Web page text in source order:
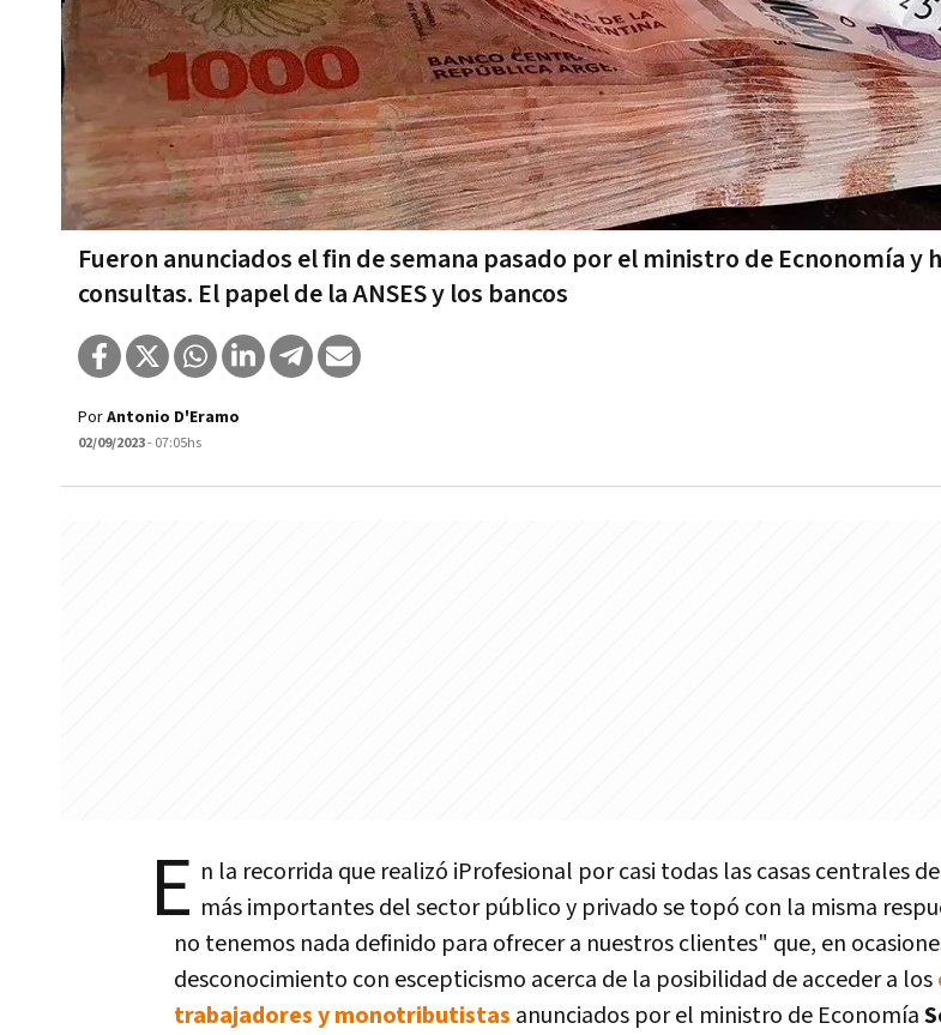
Fueron anunciados el fin de semana pasado por el ministro de Ecnonomía y
consultas. El papel de la ANSES y los bancos
PorAntonio D'Eramo
02/09/2023- 07:05hs
E n la recorrida que realizó iProfesional por casi todas las casas centrales
más importantes del sector público y privado se topó con la misma
no tenemos nada definido para ofrecer a nuestros clientes" que, en
desconocimiento con escepticismo acerca de la posibilidad de acceder a los
trabajadores y monotributistas anunciados por el ministro de Economía